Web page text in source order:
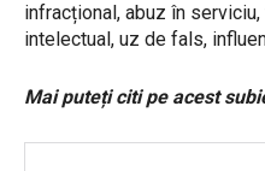
infracțional, abuz în
intelectual, uz de fals,
Mai puteți citi pe acest